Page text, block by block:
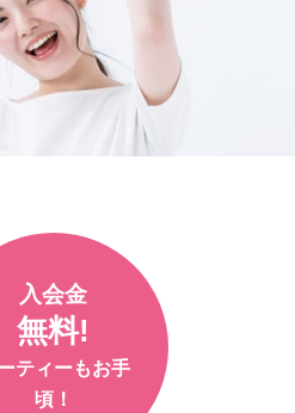
入会金
無料!
ティーもお手
頃！